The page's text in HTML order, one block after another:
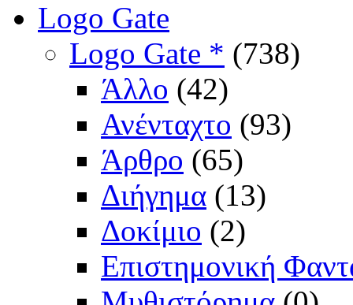
Logo Gate
Logo Gate * (738)
Άλλο (42)
Ανένταχτο (93)
Άρθρο (65)
Διήγημα (13)
Δοκίμιο (2)
Επιστημονική